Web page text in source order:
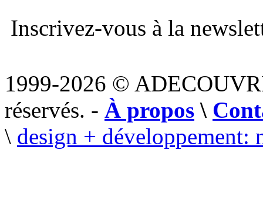
Inscrivez-vous à la
1999-2026 ©
réservés. - À propos \
\ design + développement: